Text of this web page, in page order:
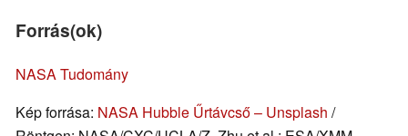
Forrás(ok)
NASA Tudomány
Kép forrása: NASA Hubble Űrtávcső – Unsplash /